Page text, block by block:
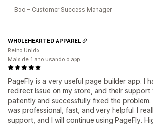
Boo – Customer Success Manager
PageFly is a very useful page builder app. I
redirect issue on my store, and their support
patiently and successfully fixed the problem.
was professional, fast, and very helpful. I
support, and I will continue using PageFly.
WHOLEHEARTED APPAREL
Reino Unido
Mais de 1 ano usando o app